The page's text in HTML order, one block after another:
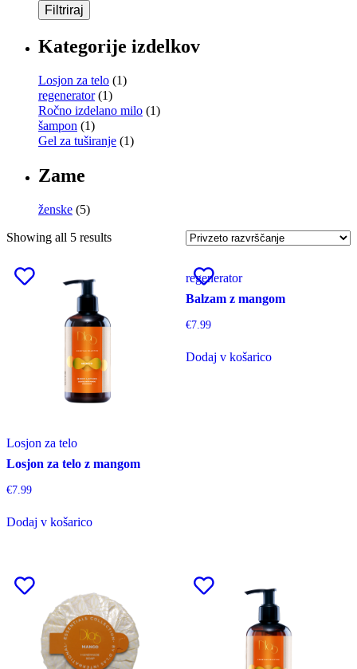
Filtriraj
Kategorije izdelkov
Losjon za telo (1)
regenerator (1)
Ročno izdelano milo (1)
šampon (1)
Gel za tuširanje (1)
Zame
ženske (5)
Showing all 5 results
Losjon za telo
Losjon za telo z mangom
€7.99
Dodaj v košarico
regenerator
Balzam z mangom
€7.99
Dodaj v košarico